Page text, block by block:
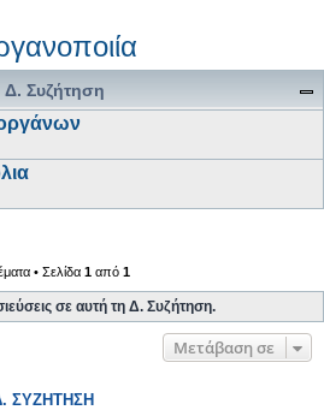
Δ. Συζήτηση
• Σελίδα 1από 1
σε αυτή τη Δ. Συζήτηση.
Μετάβαση σε
ΣΥΖΉΤΗΣΗ